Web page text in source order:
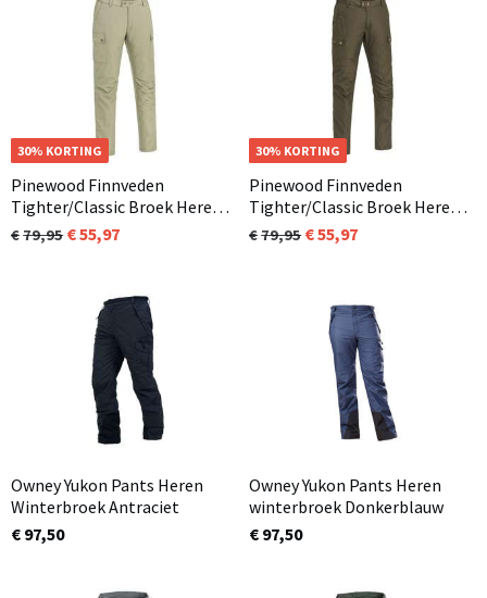
OP=OP
30% KORTING
Pinewood Finnveden
Tighter/Classic Broek Heren
Light Khaki (224) (in
standaard en korte
79,95 55,97
OP=OP
30% KORTING
Pinewood Finnveden
Tighter/Classic Broek Heren
Olijfgroen (128) 3
lengtematen beschikbaar
79,95 55,97
Owney Yukon Pants Heren
Winterbroek Antraciet
€ 97,50
Owney Yukon Pants Heren
winterbroek Donkerblauw
€ 97,50